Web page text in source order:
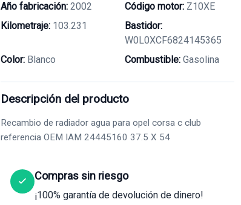
Año fabricación: 2002 Código motor: Z10XE
Kilometraje: 103.231
Bastidor:
W0L0XCF6824145365
Color: Blanco Combustible: Gasolina
Descripción del producto
Recambio de radiador agua para opel corsa c club
referencia OEM IAM 24445160 37.5 X 54
Compras sin riesgo
¡100% garantía de devolución de dinero!